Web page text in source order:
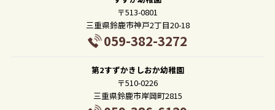
〒513-0801
三重県鈴鹿市神戸2丁目20-18
059-382-3272
第2すずかきしおか幼稚園
〒510-0226
三重県鈴鹿市岸岡町2815